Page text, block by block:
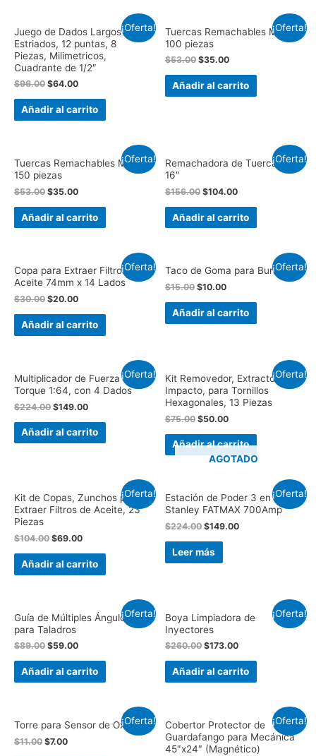
¡Oferta!
Juego de Dados Largos
Estriados, 12 puntas, 8
Piezas, Milimetricos,
Cuadrante de 1/2″
$96.00 $64.00
Añadir al carrito
¡Oferta!
Tuercas Remachables M8,
100 piezas
$53.00 $35.00
Añadir al carrito
¡Oferta!
Tuercas Remachables M6,
150 piezas
$53.00 $35.00
Añadir al carrito
¡Oferta!
Remachadora de Tuercas de
16″
$156.00 $104.00
Añadir al carrito
¡Oferta!
Copa para Extraer Filtro de
Aceite 74mm x 14 Lados
$30.00 $20.00
Añadir al carrito
¡Oferta!
Taco de Goma para Burro
$15.00 $10.00
Añadir al carrito
¡Oferta!
Multiplicador de Fuerza o
Torque 1:64, con 4 Dados
$224.00 $149.00
Añadir al carrito
¡Oferta!
Kit Removedor, Extractor de
Impacto, para Tornillos
Hexagonales, 13 Piezas
$75.00 $50.00
Añadir al carrito
¡Oferta!
Kit de Copas, Zunchos para
Extraer Filtros de Aceite, 23
Piezas
$104.00 $69.00
Añadir al carrito
¡Oferta!
AGOTADO
Estación de Poder 3 en 1,
Stanley FATMAX 700Amp
$224.00 $149.00
Leer más
¡Oferta!
Guía de Múltiples Ángulos,
para Taladros
$89.00 $59.00
Añadir al carrito
¡Oferta!
Boya Limpiadora de
Inyectores
$260.00 $173.00
Añadir al carrito
¡Oferta!
Torre para Sensor de Oxígeno
$11.00 $7.00
¡Oferta!
Cobertor Protector de
Guardafango para Mecánica
45″x24″ (Magnético)